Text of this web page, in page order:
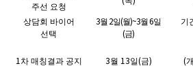
주선 요청
상담회 바이어
선택
3월2일(월)~3월 6일
(금)
기
1 차 매칭결과 공지 3월 13일(금) (